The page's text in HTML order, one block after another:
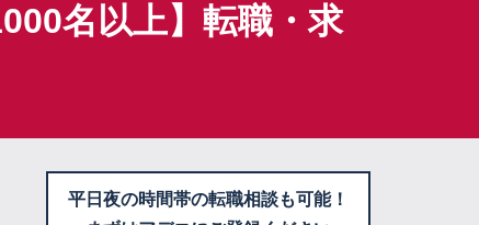
名以上】転職・求
平日夜の時間帯の転職相談も可能！